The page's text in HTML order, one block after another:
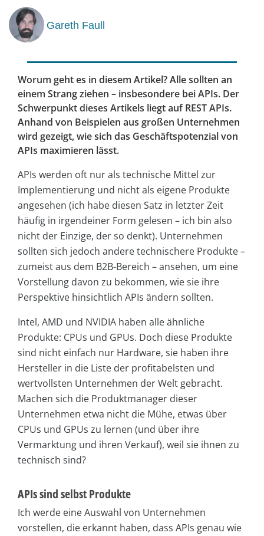
Gareth Faull
Worum geht es in diesem Artikel? Alle sollten an
einem Strang ziehen – insbesondere bei APIs. Der
Schwerpunkt dieses Artikels liegt auf REST APIs.
Anhand von Beispielen aus großen Unternehmen
wird gezeigt, wie sich das Geschäftspotenzial von
APIs maximieren lässt.
APIs werden oft nur als technische Mittel zur
Implementierung und nicht als eigene Produkte
angesehen (ich habe diesen Satz in letzter Zeit
häufig in irgendeiner Form gelesen – ich bin also
nicht der Einzige, der so denkt). Unternehmen
sollten sich jedoch andere technischere Produkte –
zumeist aus dem B2B-Bereich – ansehen, um eine
Vorstellung davon zu bekommen, wie sie ihre
Perspektive hinsichtlich APIs ändern sollten.
Intel, AMD und NVIDIA haben alle ähnliche
Produkte: CPUs und GPUs. Doch diese Produkte
sind nicht einfach nur Hardware, sie haben ihre
Hersteller in die Liste der profitabelsten und
wertvollsten Unternehmen der Welt gebracht.
Machen sich die Produktmanager dieser
Unternehmen etwa nicht die Mühe, etwas über
CPUs und GPUs zu lernen (und über ihre
Vermarktung und ihren Verkauf), weil sie ihnen zu
technisch sind?
APIs sind selbst Produkte
Ich werde eine Auswahl von Unternehmen
vorstellen, die erkannt haben, dass APIs genau wie